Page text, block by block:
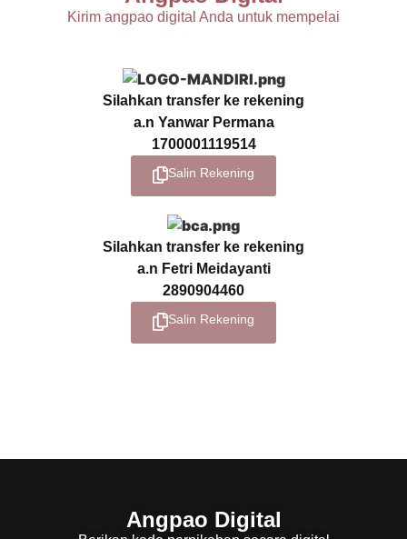
Kirim angpao digital Anda untuk mempelai
Silahkan transfer ke rekening
a.n Yanwar Permana
1700001119514
Salin Rekening
Silahkan transfer ke rekening
a.n Fetri Meidayanti
2890904460
Salin Rekening
Angpao Digital